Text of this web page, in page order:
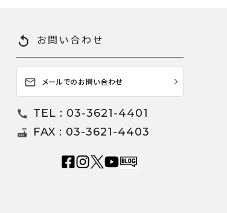
replay お問い合わせ
mail_outline メールでのお問い合わせ
call TEL : 03-3621-4401
router FAX : 03-3621-4403